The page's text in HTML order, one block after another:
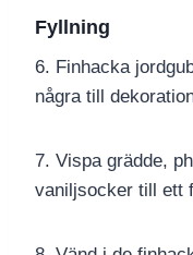
Fyllning
6. Finhacka
några till
7. Vispa grädde,
vaniljsocker till ett